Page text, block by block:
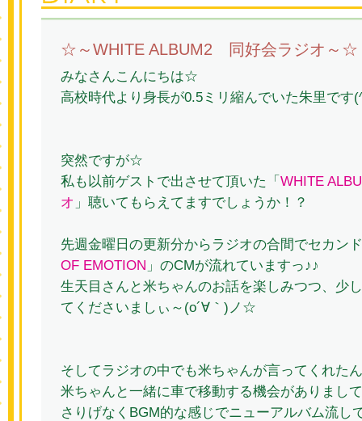
☆～WHITE ALBUM2 同好会ラジオ～☆
みなさんこんにちは☆
高校時代より身長が0.5ミリ縮んでいた朱里です
突然ですが☆
私も以前ゲストで出させて頂いた「 WHITE
オ 」聴いてもらえてますでしょうか！？
先週金曜日の更新分からラジオの合間でセカン
OF EMOTION 」のCMが流れていますっ♪♪
生天目さんと米ちゃんのお話を楽しみつつ、少
てくださいましぃ～(o´∀｀)ノ☆
そしてラジオの中でも米ちゃんが言ってくれた
米ちゃんと一緒に車で移動する機会がありまし
さりげなくBGM的な感じでニューアルバム流し